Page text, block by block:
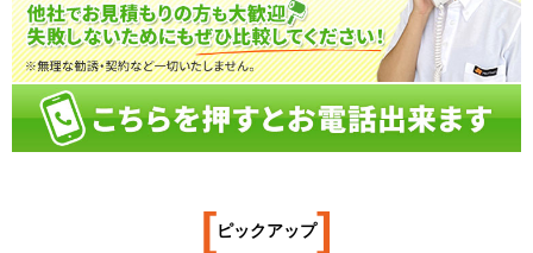
[ピックアップ]